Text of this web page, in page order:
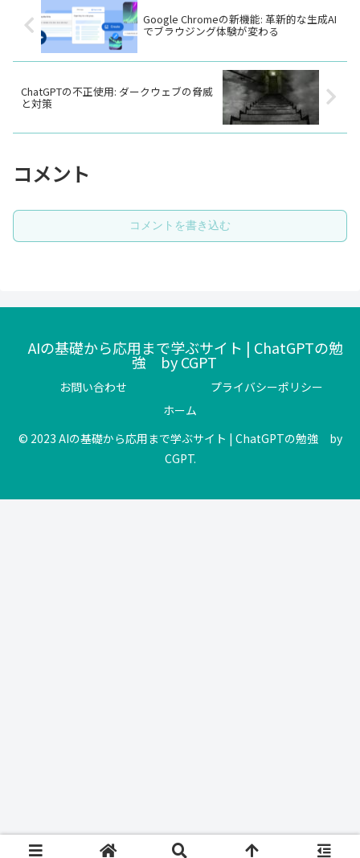
Google Chromeの新機能: 革新的な生成AI
でブラウジング体験が変わる
ChatGPTの不正使用: ダークウェブの脅威
と対策
コメント
コメントを書き込む
AIの基礎から応用まで学ぶサイト | ChatGPTの勉
強 by CGPT
お問い合わせ
プライバシーポリシー
ホーム
© 2023 AIの基礎から応用まで学ぶサイト | ChatGPTの勉強 by
CGPT.